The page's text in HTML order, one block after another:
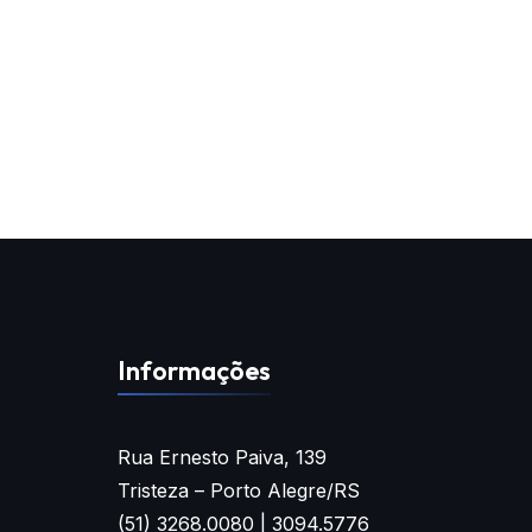
Informações
Rua Ernesto Paiva, 139
Tristeza – Porto Alegre/RS
(51) 3268.0080 | 3094.5776